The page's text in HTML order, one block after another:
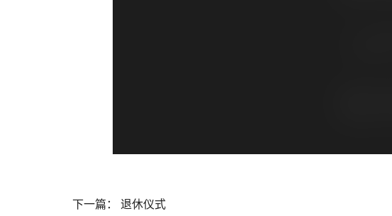
下一篇： 退休仪式